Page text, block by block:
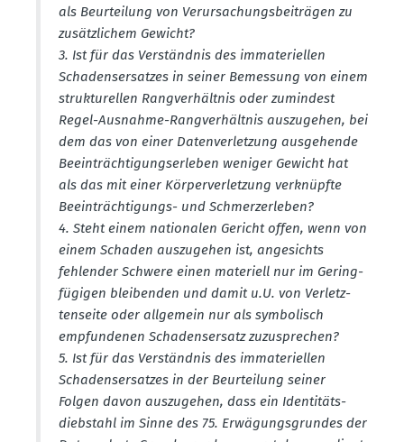
als Beurteilung von Verur­sa­chungs­bei­trägen zu
zusätz­lichem Gewicht?
3. Ist für das Verständnis des immate­ri­ellen
Schadens­er­satzes in seiner Bemessung von einem
struk­tu­rellen Rangver­hältnis oder zumindest
Regel-Ausnahme-Rangver­hältnis auszu­gehen, bei
dem das von einer Daten­ver­letzung ausge­hende
Beein­träch­ti­gungs­er­leben weniger Gewicht hat
als das mit einer Körper­ver­letzung verknüpfte
Beein­träch­ti­gungs- und Schmerzer­leben?
4. Steht einem natio­nalen Gericht offen, wenn von
einem Schaden auszu­gehen ist, angesichts
fehlender Schwere einen materiell nur im Gering­
fü­gigen bleibenden und damit u.U. von Verletz­
ten­seite oder allgemein nur als symbo­lisch
empfun­denen Schadens­ersatz zuzusprechen?
5. Ist für das Verständnis des immate­ri­ellen
Schadens­er­satzes in der Beurteilung seiner
Folgen davon auszu­gehen, dass ein Identi­täts­
dieb­stahl im Sinne des 75. Erwägungs­grundes der